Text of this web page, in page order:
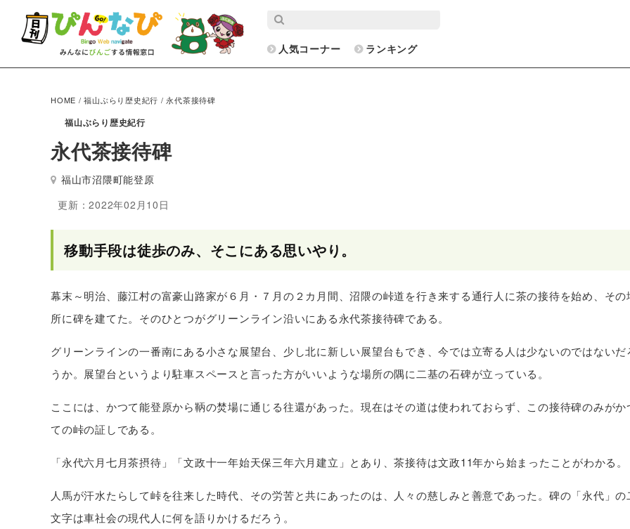
人気コーナー ランキング
HOME /福山ぶらり歴史紀行 /永代茶接待碑
福山ぶらり歴史紀行
永代茶接待碑
福山市沼隈町能登原
更新：2022年02月10日
移動手段は徒歩のみ、そこにある思いやり。
幕末～明治、藤江村の富豪山路家が６月・７月の２カ月間、沼隈の峠道を行き来する通行人に茶の接待を始め、その
所に碑を建てた。そのひとつがグリーンライン沿いにある永代茶接待碑である。
グリーンラインの一番南にある小さな展望台、少し北に新しい展望台もでき、今では立寄る人は少ないのではないだ
うか。展望台というより駐車スペースと言った方がいいような場所の隅に二基の石碑が立っている。
ここには、かつて能登原から鞆の焚場に通じる往還があった。現在はその道は使われておらず、この接待碑のみがか
ての峠の証しである。
「永代六月七月茶摂待」「文政十一年始天保三年六月建立」とあり、茶接待は文政11年から始まったことがわかる。
人馬が汗水たらして峠を往来した時代、その労苦と共にあったのは、人々の慈しみと善意であった。碑の「永代」の
文字は車社会の現代人に何を語りかけるだろう。